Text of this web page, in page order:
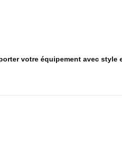
votre équipement avec style